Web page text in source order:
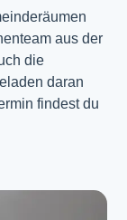
aus der
die
daran
findest du